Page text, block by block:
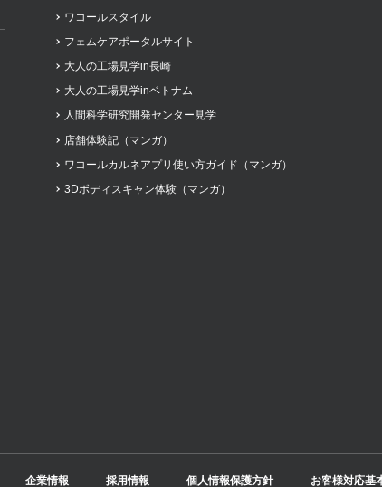
ワコールスタイル
フェムケアポータルサイト
大人の工場見学in長崎
大人の工場見学inベトナム
人間科学研究開発センター見学
店舗体験記（マンガ）
ワコールカルネアプリ使い方ガイド（マンガ）
3Dボディスキャン体験（マンガ）
企業情報 採用情報 個人情報保護方針 お客様対応基